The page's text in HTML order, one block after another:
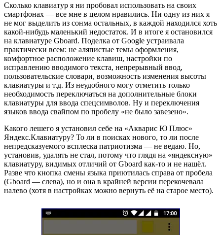
Сколько клавиатур я ни пробовал использовать на своих
смартфонах — все мне в целом нравились. Ни одну из них я
не мог выделить из сонма остальных, в каждой находился хоть
какой-нибудь маленький недостаток. И в итоге я остановился
на клавиатуре Gboard. Поделка от Google устраивала
практически всем: не аляпистые темы оформления,
комфортное расположение клавиш, настройки по
исправлению вводимого текста, непрерывный ввод,
пользовательские словари, возможность изменения высоты
клавиатуры и т.д. Из неудобного могу отметить только
необходимость переключаться на дополнительные блоки
клавиатуры для ввода спецсимволов. Ну и переключения
языков ввода свайпом по пробелу «не было завезено».
Какого лешего я установил себе на «Акварис Ю Плюс»
Яндекс.Клавиатуру? То ли в поисках нового, то ли после
непредсказуемого всплеска патриотизма — не ведаю. Но,
установив, удалять не стал, потому что глядя на «яндексную»
клавиатуру, видимых отличий от Gboard как-то и не нашёл.
Разве что кнопка смены языка приютилась справа от пробела
(Gboard — слева), но и она в крайней версии перекочевала
налево (хотя в настройках можно вернуть её на старое место).